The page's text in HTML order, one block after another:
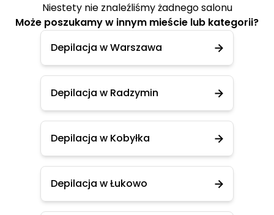
Niestety nie znaleźliśmy żadnego salonu
Może poszukamy w innym mieście lub kategorii?
Depilacja w Warszawa
Depilacja w Radzymin
Depilacja w Kobyłka
Depilacja w Łukowo